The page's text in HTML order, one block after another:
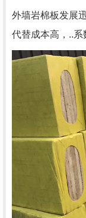
外墙岩棉板发展
代替成本高，..系